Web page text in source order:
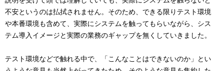
不安というのは払拭されません。そのため、できる限りテスト環境
や本番環境も含めて、実際にシステムを触ってもらいながら、シス
テム導入イメージと実際の業務のギャップを無くしていきました。
テスト環境などで触れる中で、「こんなことはできないのか」とい